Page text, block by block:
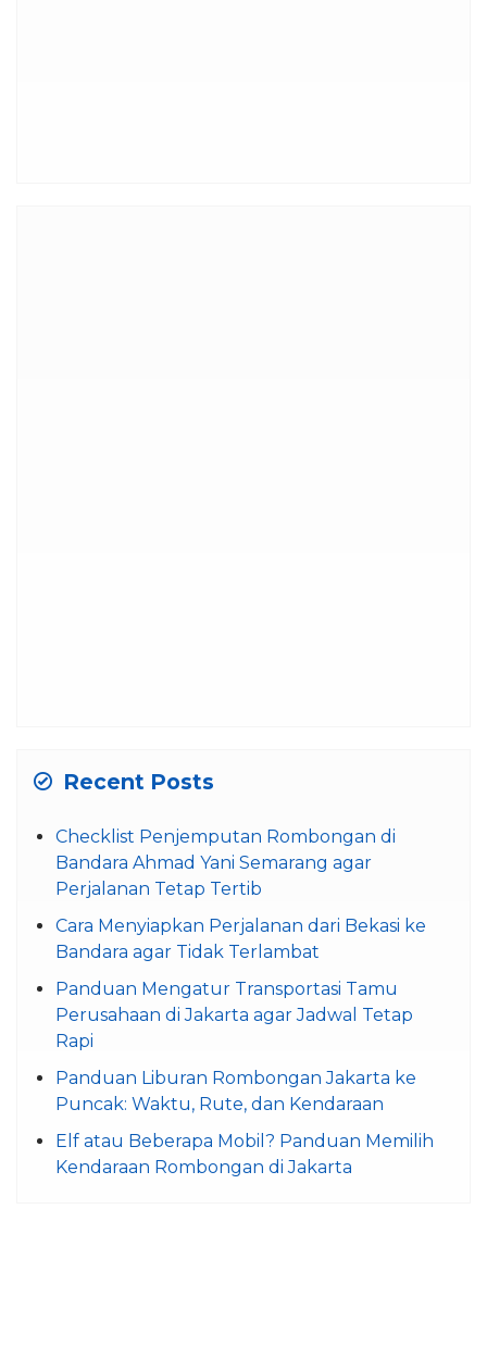
Recent Posts
Checklist Penjemputan Rombongan di
Bandara Ahmad Yani Semarang agar
Perjalanan Tetap Tertib
Cara Menyiapkan Perjalanan dari Bekasi ke
Bandara agar Tidak Terlambat
Panduan Mengatur Transportasi Tamu
Perusahaan di Jakarta agar Jadwal Tetap
Rapi
Panduan Liburan Rombongan Jakarta ke
Puncak: Waktu, Rute, dan Kendaraan
Elf atau Beberapa Mobil? Panduan Memilih
Kendaraan Rombongan di Jakarta